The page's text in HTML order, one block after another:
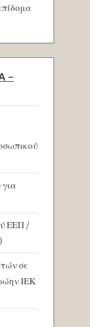
–
ΕΕΠ /
σε
ΙΕΚ